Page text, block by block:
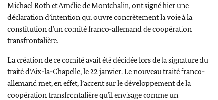
Michael Roth et Amélie de Montchalin, ont signé hier une
déclaration d’intention qui ouvre concrètement la voie à la
constitution d’un comité franco-allemand de coopération
transfrontalière.
La création de ce comité avait été décidée lors de la signature du
traité d’Aix-la-Chapelle, le 22 janvier. Le nouveau traité franco-
allemand met, en effet, l’accent sur le développement de la
coopération transfrontalière qu’il envisage comme un